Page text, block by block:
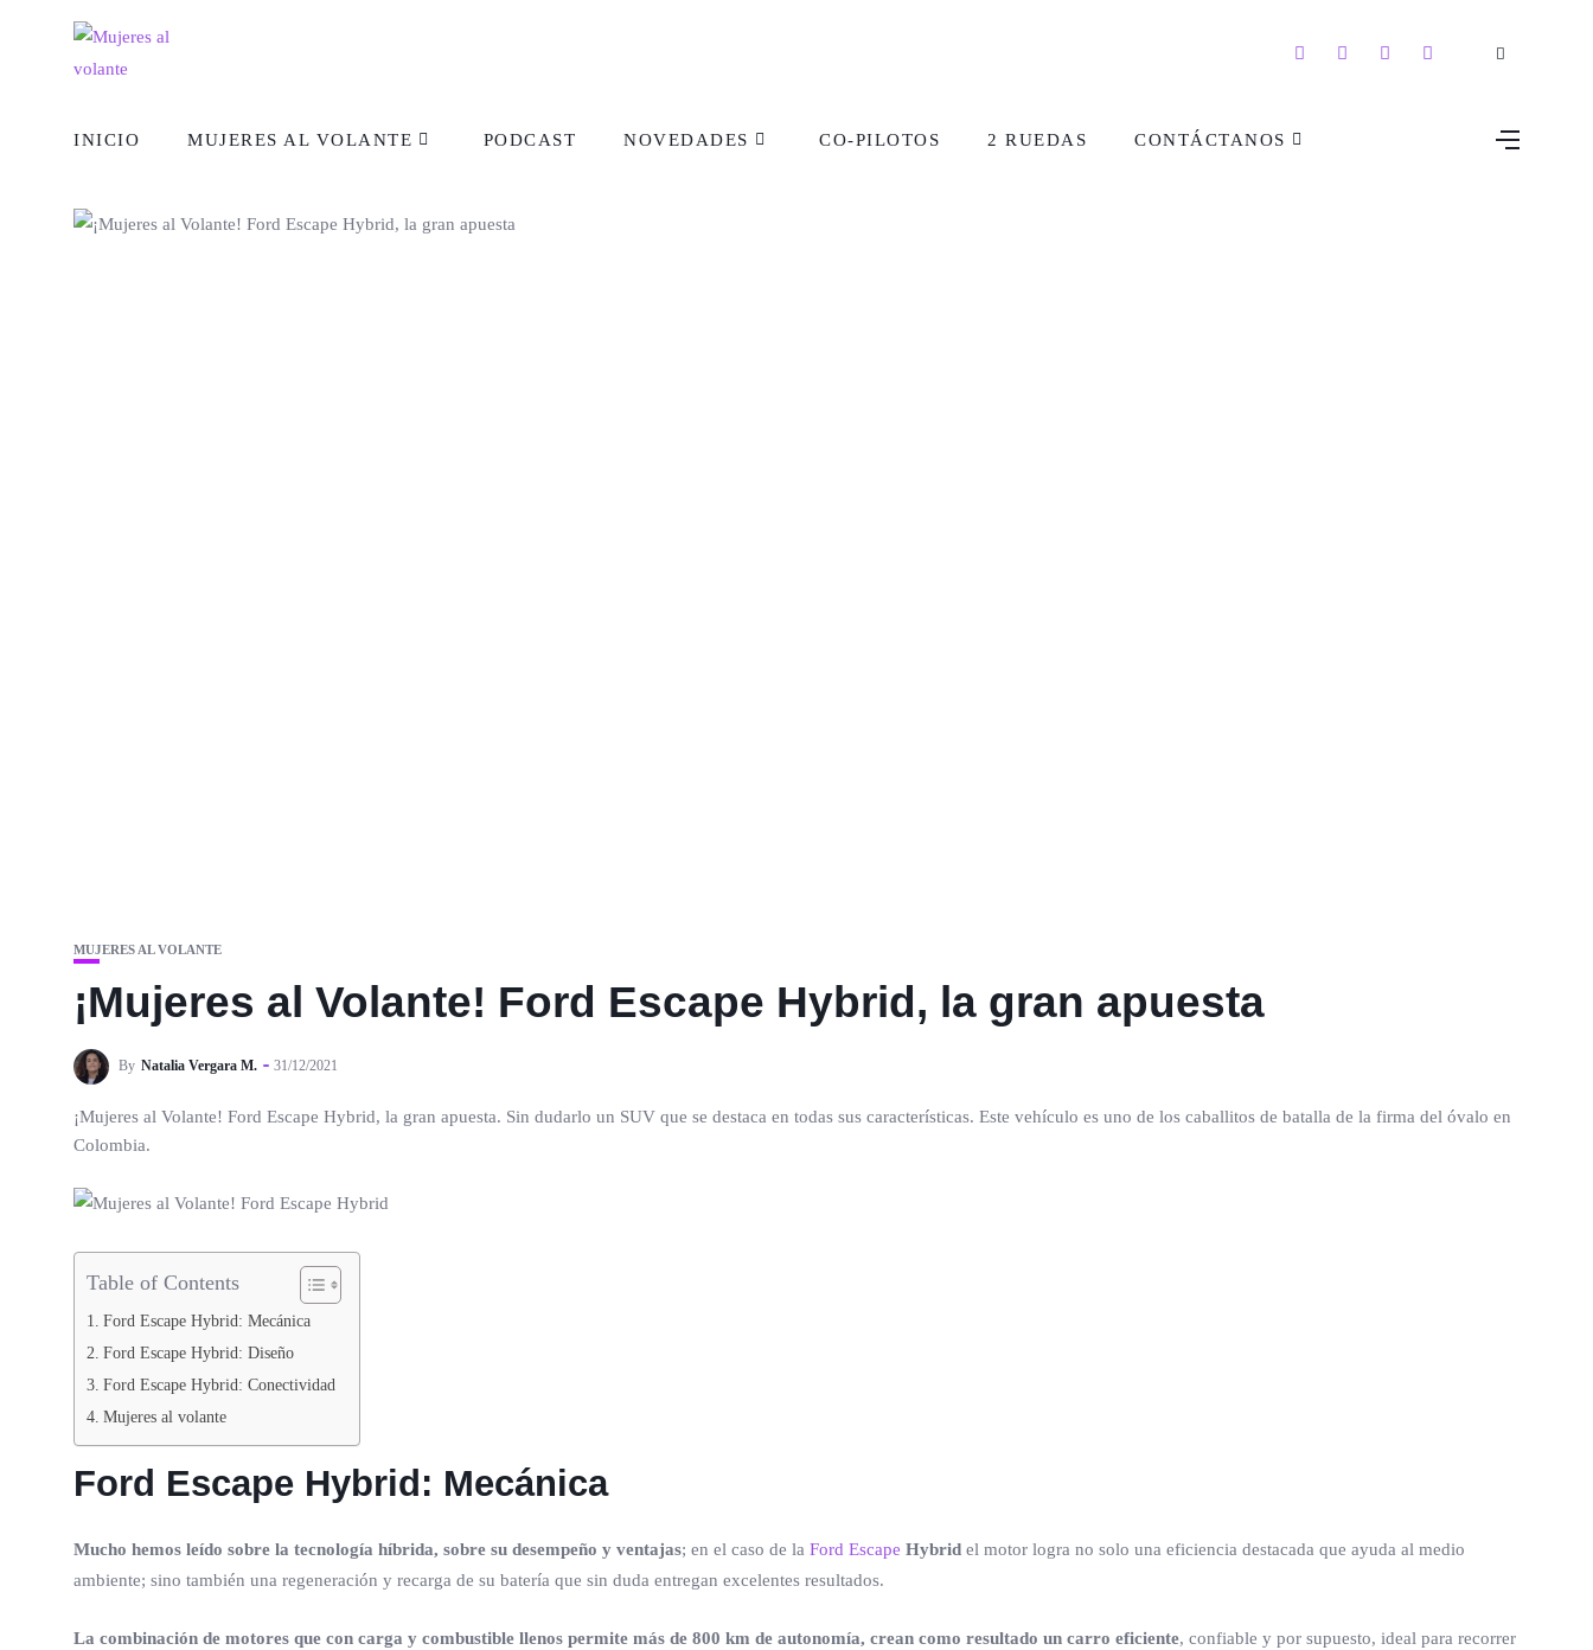
INICIO MUJERES AL VOLANTE PODCAST NOVEDADES CO-PILOTOS 2 RUEDAS CONTÁCTANOS
MUJERES AL VOLANTE
¡Mujeres al Volante! Ford Escape Hybrid, la gran apuesta
By Natalia Vergara M. 31/12/2021
¡Mujeres al Volante! Ford Escape Hybrid, la gran apuesta. Sin dudarlo un SUV que se destaca en todas sus características. Este vehículo es uno de los caballitos de batalla de la firma del óvalo en
Colombia.
Table of Contents
Ford Escape Hybrid: Mecánica
Ford Escape Hybrid: Diseño
Ford Escape Hybrid: Conectividad
Mujeres al volante
Ford Escape Hybrid: Mecánica
Mucho hemos leído sobre la tecnología híbrida, sobre su desempeño y ventajas; en el caso de la Ford Escape Hybrid el motor logra no solo una eficiencia destacada que ayuda al medio
ambiente; sino también una regeneración y recarga de su batería que sin duda entregan excelentes resultados.
La combinación de motores que con carga y combustible llenos permite más de 800 km de autonomía, crean como resultado un carro eficiente, confiable y por supuesto, ideal para recorrer